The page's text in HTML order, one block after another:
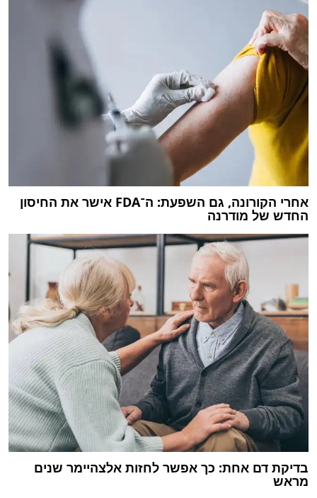
אחרי הקורונה, גם השפעת: ה־FDA אישר את החיסון
החדש של מודרנה
בדיקת דם אחת: כך אפשר לחזות אלצהיימר שנים
מראש